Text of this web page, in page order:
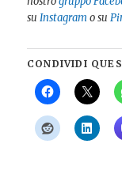
suInstagramo su
CONDIVIDI